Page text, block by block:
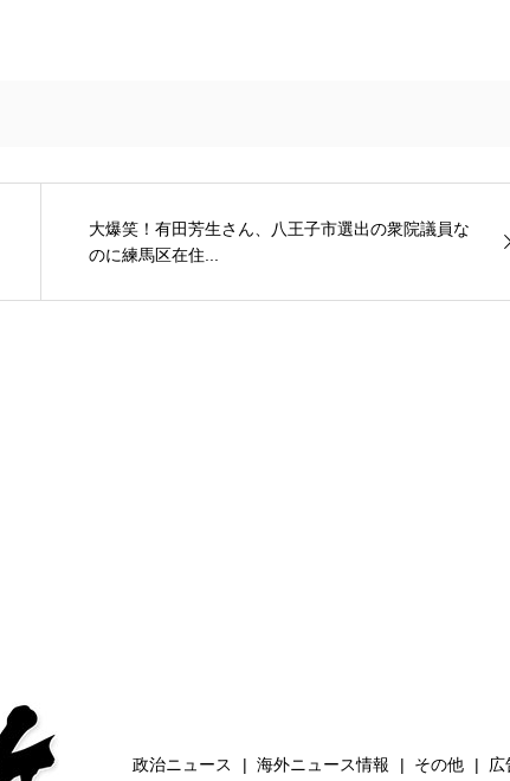
大爆笑！有田芳生さん、八王子市選出の衆院議員な
のに練馬区在住...
政治ニュース 海外ニュース情報 その他 広